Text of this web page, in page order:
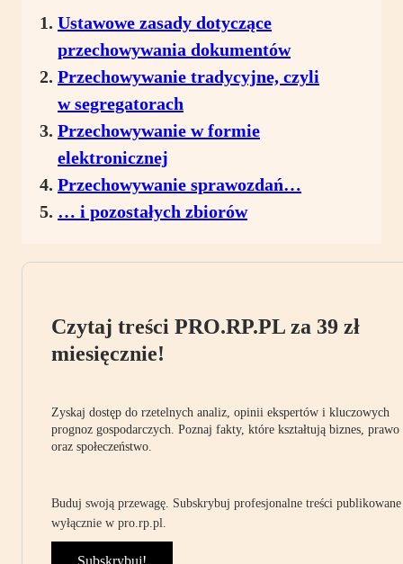
Ustawowe zasady dotyczące
przechowywania dokumentów
Przechowywanie tradycyjne, czyli
w segregatorach
Przechowywanie w formie
elektronicznej
Przechowywanie sprawozdań…
… i pozostałych zbiorów
Czytaj treści PRO.RP.PL za 39 zł
miesięcznie!
Zyskaj dostęp do rzetelnych analiz, opinii ekspertów i kluczowych
prognoz gospodarczych. Poznaj fakty, które kształtują biznes, prawo
oraz społeczeństwo.
Buduj swoją przewagę. Subskrybuj profesjonalne treści publikowane
wyłącznie w pro.rp.pl.
Subskrybuj!